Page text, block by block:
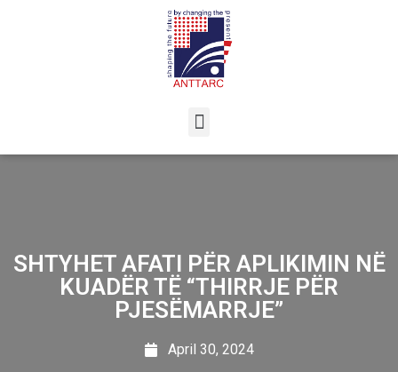
SHTYHET AFATI PËR APLIKIMIN NË
KUADËR TË “THIRRJE PËR
PJESËMARRJE”
April 30, 2024